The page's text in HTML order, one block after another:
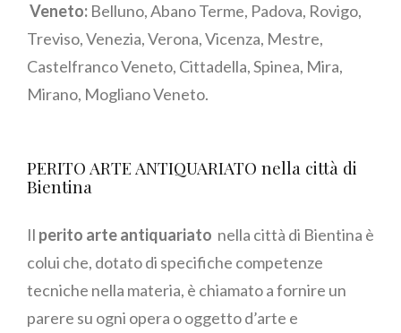
Veneto: Belluno, Abano Terme, Padova, Rovigo,
Treviso, Venezia, Verona, Vicenza, Mestre,
Castelfranco Veneto, Cittadella, Spinea, Mira,
Mirano, Mogliano Veneto.
PERITO ARTE ANTIQUARIATO nella città di
Bientina
Il perito arte antiquariato nella città di Bientina è
colui che, dotato di specifiche competenze
tecniche nella materia, è chiamato a fornire un
parere su ogni opera o oggetto d’arte e